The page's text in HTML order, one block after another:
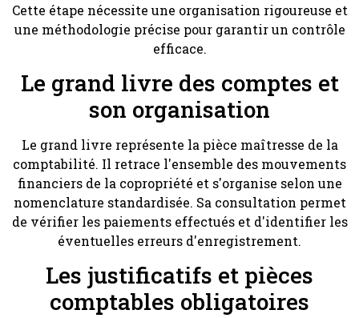
Cette étape nécessite une organisation rigoureuse et
une méthodologie précise pour garantir un contrôle
efficace.
Le grand livre des comptes et
son organisation
Le grand livre représente la pièce maîtresse de la
comptabilité. Il retrace l'ensemble des mouvements
financiers de la copropriété et s'organise selon une
nomenclature standardisée. Sa consultation permet
de vérifier les paiements effectués et d'identifier les
éventuelles erreurs d'enregistrement.
Les justificatifs et pièces
comptables obligatoires